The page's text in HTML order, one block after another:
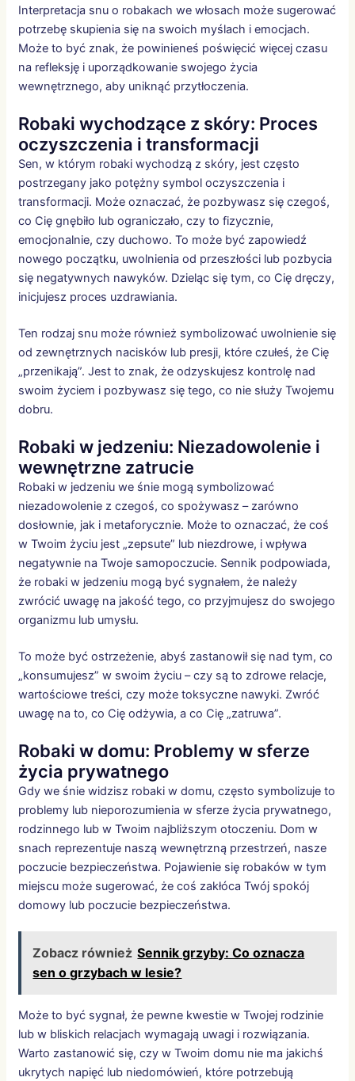
Interpretacja snu o robakach we włosach może sugerować
potrzebę skupienia się na swoich myślach i emocjach.
Może to być znak, że powinieneś poświęcić więcej czasu
na refleksję i uporządkowanie swojego życia
wewnętrznego, aby uniknąć przytłoczenia.
Robaki wychodzące z skóry: Proces
oczyszczenia i transformacji
Sen, w którym robaki wychodzą z skóry, jest często
postrzegany jako potężny symbol oczyszczenia i
transformacji. Może oznaczać, że pozbywasz się czegoś,
co Cię gnębiło lub ograniczało, czy to fizycznie,
emocjonalnie, czy duchowo. To może być zapowiedź
nowego początku, uwolnienia od przeszłości lub pozbycia
się negatywnych nawyków. Dzieląc się tym, co Cię dręczy,
inicjujesz proces uzdrawiania.
Ten rodzaj snu może również symbolizować uwolnienie się
od zewnętrznych nacisków lub presji, które czułeś, że Cię
„przenikają”. Jest to znak, że odzyskujesz kontrolę nad
swoim życiem i pozbywasz się tego, co nie służy Twojemu
dobru.
Robaki w jedzeniu: Niezadowolenie i
wewnętrzne zatrucie
Robaki w jedzeniu we śnie mogą symbolizować
niezadowolenie z czegoś, co spożywasz – zarówno
dosłownie, jak i metaforycznie. Może to oznaczać, że coś
w Twoim życiu jest „zepsute” lub niezdrowe, i wpływa
negatywnie na Twoje samopoczucie. Sennik podpowiada,
że robaki w jedzeniu mogą być sygnałem, że należy
zwrócić uwagę na jakość tego, co przyjmujesz do swojego
organizmu lub umysłu.
To może być ostrzeżenie, abyś zastanowił się nad tym, co
„konsumujesz” w swoim życiu – czy są to zdrowe relacje,
wartościowe treści, czy może toksyczne nawyki. Zwróć
uwagę na to, co Cię odżywia, a co Cię „zatruwa”.
Robaki w domu: Problemy w sferze
życia prywatnego
Gdy we śnie widzisz robaki w domu, często symbolizuje to
problemy lub nieporozumienia w sferze życia prywatnego,
rodzinnego lub w Twoim najbliższym otoczeniu. Dom w
snach reprezentuje naszą wewnętrzną przestrzeń, nasze
poczucie bezpieczeństwa. Pojawienie się robaków w tym
miejscu może sugerować, że coś zakłóca Twój spokój
domowy lub poczucie bezpieczeństwa.
Zobacz również Sennik grzyby: Co oznacza
sen o grzybach w lesie?
Może to być sygnał, że pewne kwestie w Twojej rodzinie
lub w bliskich relacjach wymagają uwagi i rozwiązania.
Warto zastanowić się, czy w Twoim domu nie ma jakichś
ukrytych napięć lub niedomówień, które potrzebują